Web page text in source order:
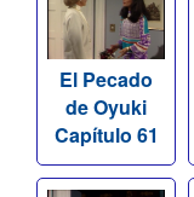
El Pecado
de Oyuki
Capítulo 61